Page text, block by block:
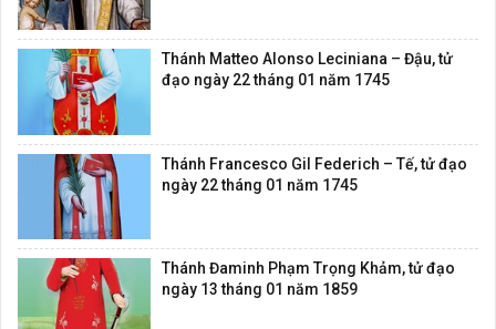
Thánh Matteo Alonso Leciniana – Đậu, tử
đạo ngày 22 tháng 01 năm 1745
Thánh Francesco Gil Federich – Tế, tử đạo
ngày 22 tháng 01 năm 1745
Thánh Đaminh Phạm Trọng Khảm, tử đạo
ngày 13 tháng 01 năm 1859